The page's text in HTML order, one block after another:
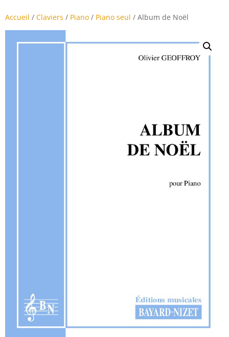
Accueil / Claviers / Piano / Piano seul / Album de Noël